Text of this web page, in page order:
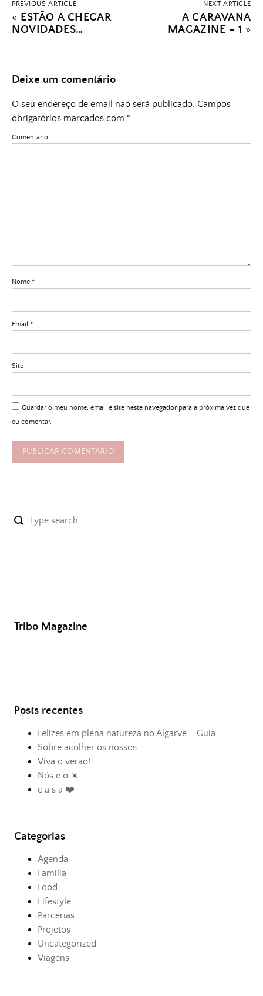
PREVIOUS ARTICLE
« ESTÃO A CHEGAR
NOVIDADES…
NEXT ARTICLE
A CARAVANA
MAGAZINE – 1 »
Deixe um comentário
O seu endereço de email não será publicado. Campos
obrigatórios marcados com *
Comentário
Nome *
Email *
Site
Guardar o meu nome, email e site neste navegador para a próxima vez que
eu comentar.
Tribo Magazine
Posts recentes
Felizes em plena natureza no Algarve – Guia
Sobre acolher os nossos
Viva o verão!
Nós e o ☀️
c a s a ❤️
Categorias
Agenda
Família
Food
Lifestyle
Parcerias
Projetos
Uncategorized
Viagens